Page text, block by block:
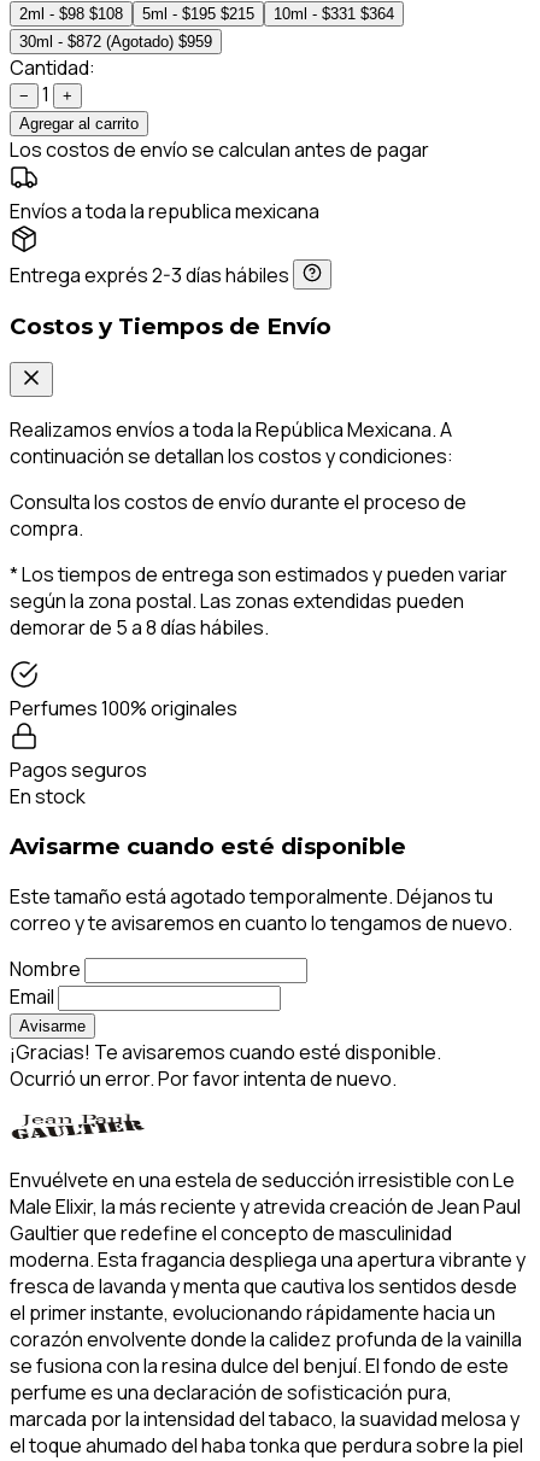
2ml - $98 $108 5ml - $195 $215 10ml - $331 $364
30ml - $872 (Agotado) $959
Cantidad:
− 1
+
Agregar al carrito
Los costos de envío se calculan antes de pagar
Envíos a toda la republica mexicana
Entrega exprés 2-3 días hábiles
Costos y Tiempos de Envío
Realizamos envíos a toda la República Mexicana. A
continuación se detallan los costos y condiciones:
Consulta los costos de envío durante el proceso de
compra.
* Los tiempos de entrega son estimados y pueden variar
según la zona postal. Las zonas extendidas pueden
demorar de 5 a 8 días hábiles.
Perfumes 100% originales
Pagos seguros
En stock
Avisarme cuando esté disponible
Este tamaño está agotado temporalmente. Déjanos tu
correo y te avisaremos en cuanto lo tengamos de nuevo.
Nombre
Email
Avisarme
¡Gracias! Te avisaremos cuando esté disponible.
Ocurrió un error. Por favor intenta de nuevo.
Envuélvete en una estela de seducción irresistible con Le
Male Elixir, la más reciente y atrevida creación de Jean Paul
Gaultier que redefine el concepto de masculinidad
moderna. Esta fragancia despliega una apertura vibrante y
fresca de lavanda y menta que cautiva los sentidos desde
el primer instante, evolucionando rápidamente hacia un
corazón envolvente donde la calidez profunda de la vainilla
se fusiona con la resina dulce del benjuí. El fondo de este
perfume es una declaración de sofisticación pura,
marcada por la intensidad del tabaco, la suavidad melosa y
el toque ahumado del haba tonka que perdura sobre la piel